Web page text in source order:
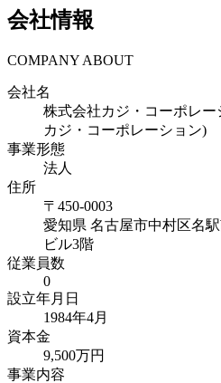
会社情報
COMPANY ABOUT
会社名
株式会社カジ・コーポレ
カジ・コーポレーション)
事業形態
法人
住所
〒 450-0003
愛知県 名古屋市中村区名
ビル3階
従業員数
0
設立年月日
1984年4月
資本金
9,500万円
事業内容